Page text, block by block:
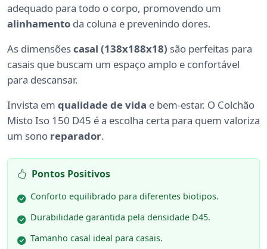
adequado para todo o corpo, promovendo um
alinhamento da coluna e prevenindo dores.
As dimensõescasal (138x188x18) são perfeitas para
casais que buscam um espaço amplo e confortável
para descansar.
Invista em qualidade de vida e bem-estar. O Colchão
Misto Iso 150 D45 é a escolha certa para quem valoriza
um sono reparador.
Pontos Positivos
Conforto equilibrado para diferentes biotipos.
Durabilidade garantida pela densidade D45.
Tamanho casal ideal para casais.